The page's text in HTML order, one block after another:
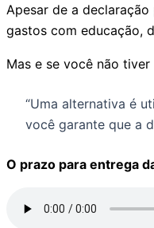
Apesar de a
gastos com educação,
Mas e se você não
“Uma alternativa é
você garante que a
O prazo para entrega